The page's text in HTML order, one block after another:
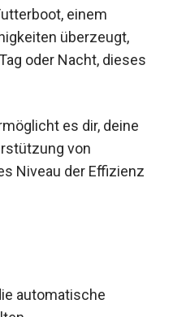
einem
überzeugt,
oder Nacht,
es dir, deine
von
Niveau der
automatische